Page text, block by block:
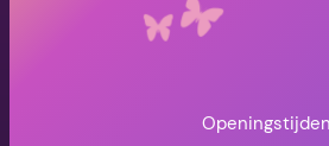
Openingstijden